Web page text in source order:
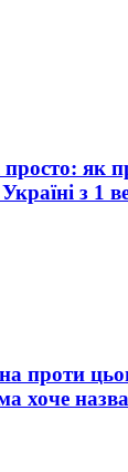
просто: як
з 1
проти
хоче